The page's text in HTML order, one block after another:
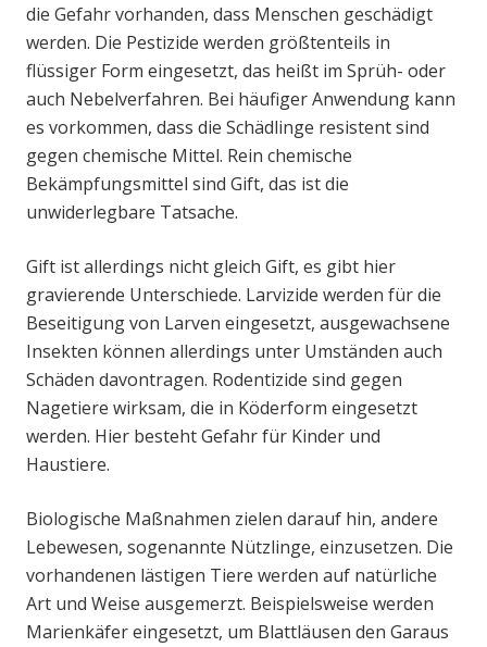
die Gefahr vorhanden, dass Menschen geschädigt
werden. Die Pestizide werden größtenteils in
flüssiger Form eingesetzt, das heißt im Sprüh- oder
auch Nebelverfahren. Bei häufiger Anwendung kann
es vorkommen, dass die Schädlinge resistent sind
gegen chemische Mittel. Rein chemische
Bekämpfungsmittel sind Gift, das ist die
unwiderlegbare Tatsache.
Gift ist allerdings nicht gleich Gift, es gibt hier
gravierende Unterschiede. Larvizide werden für die
Beseitigung von Larven eingesetzt, ausgewachsene
Insekten können allerdings unter Umständen auch
Schäden davontragen. Rodentizide sind gegen
Nagetiere wirksam, die in Köderform eingesetzt
werden. Hier besteht Gefahr für Kinder und
Haustiere.
Biologische Maßnahmen zielen darauf hin, andere
Lebewesen, sogenannte Nützlinge, einzusetzen. Die
vorhandenen lästigen Tiere werden auf natürliche
Art und Weise ausgemerzt. Beispielsweise werden
Marienkäfer eingesetzt, um Blattläusen den Garaus